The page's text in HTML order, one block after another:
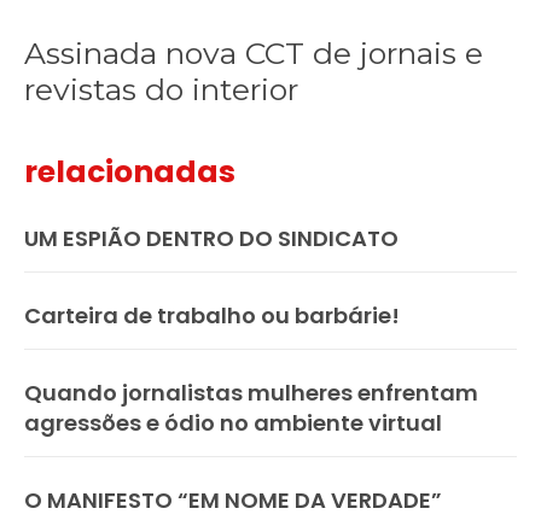
Assinada nova CCT de jornais e
revistas do interior
relacionadas
UM ESPIÃO DENTRO DO SINDICATO
Carteira de trabalho ou barbárie!
Quando jornalistas mulheres enfrentam
agressões e ódio no ambiente virtual
O MANIFESTO “EM NOME DA VERDADE”